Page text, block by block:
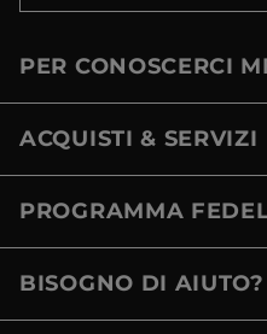
PER CONOSCERCI
ACQUISTI & SERVIZI
PROGRAMMA
BISOGNO DI AIUTO?